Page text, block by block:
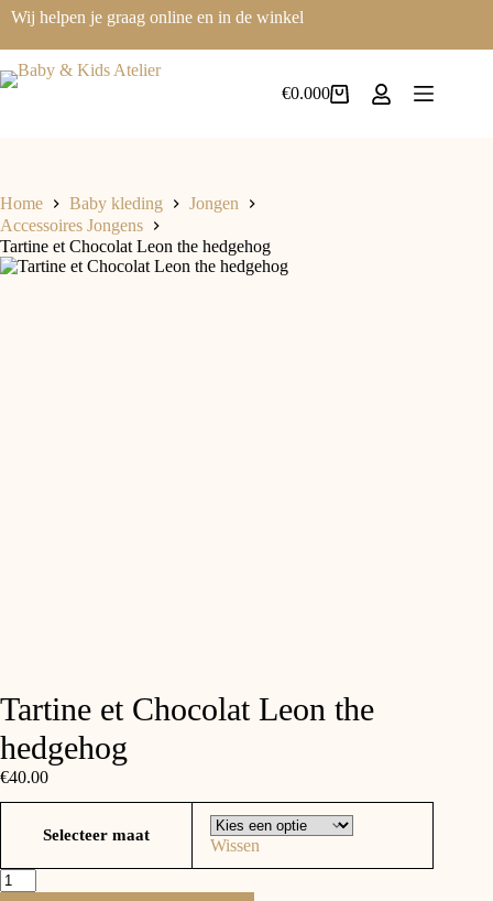
Ga
naar
de
inhoud
Wij helpen je graag online en in de winkel
Winkelwagen
€0.000
Home Baby kleding
Jongen
Accessoires Jongens
Tartine et Chocolat Leon the hedgehog
Tartine et Chocolat Leon the
hedgehog
€40.00
Selecteer maat
Wissen
Tartine
et